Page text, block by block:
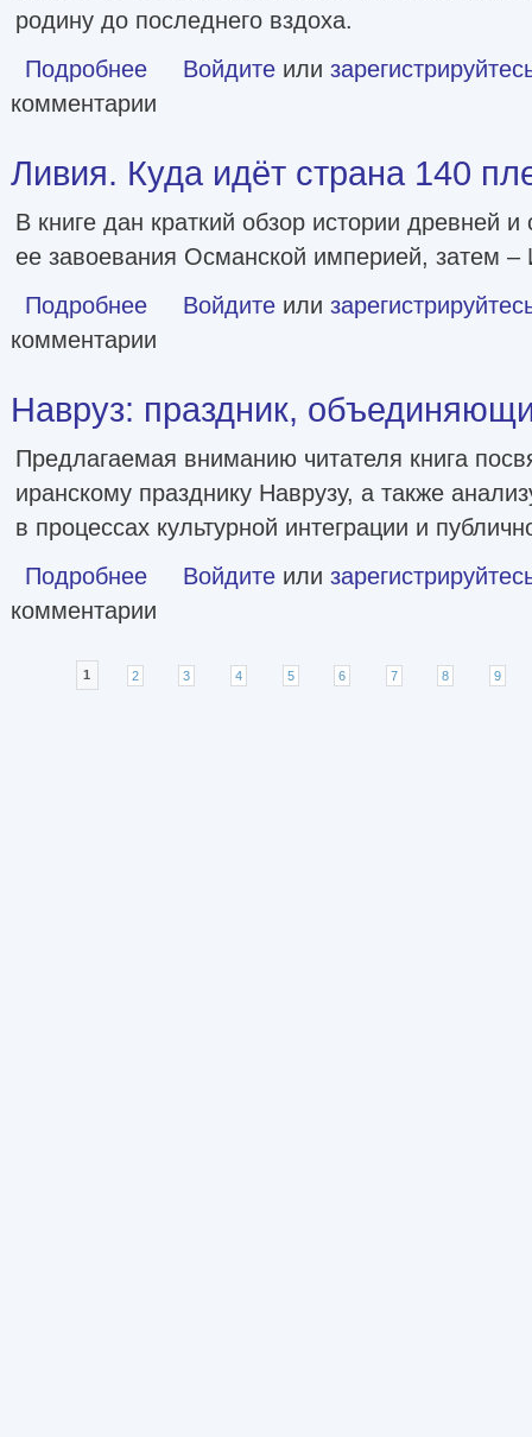
родину до последнего вздоха.
Подробнее о Голестан, 11 [litres]
Войдите или
комментарии
Ливия. Куда идёт страна 140
В книге дан краткий обзор истории древней
ее завоевания Османской империей, затем –
Подробнее о Ливия. Куда идёт страна 140 племён? [litres]
Войдите или
комментарии
Навруз: праздник,
Предлагаемая вниманию читателя книга
иранскому празднику Наврузу, а также
в процессах культурной интеграции и
Подробнее о Навруз: праздник, объединяющий народы [litres]
Войдите или
комментарии
Страницы
1 2 3 4 5 6 7 8 9